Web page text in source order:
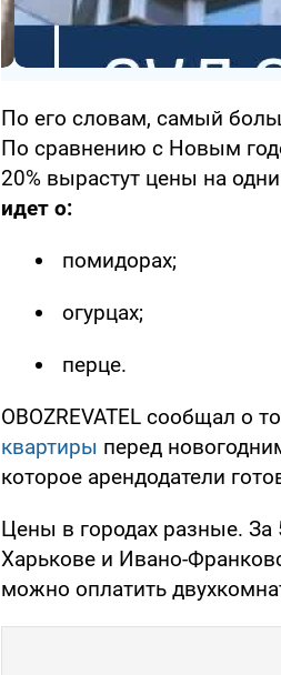
По его словам, самый
По сравнению с Новым
20% вырастут цены на
идет о:
помидорах;
огурцах;
перце.
OBOZREVATEL сообщал о
квартиры перед
которое арендодатели
Цены в городах разные.
Харькове и Ивано-
можно оплатить